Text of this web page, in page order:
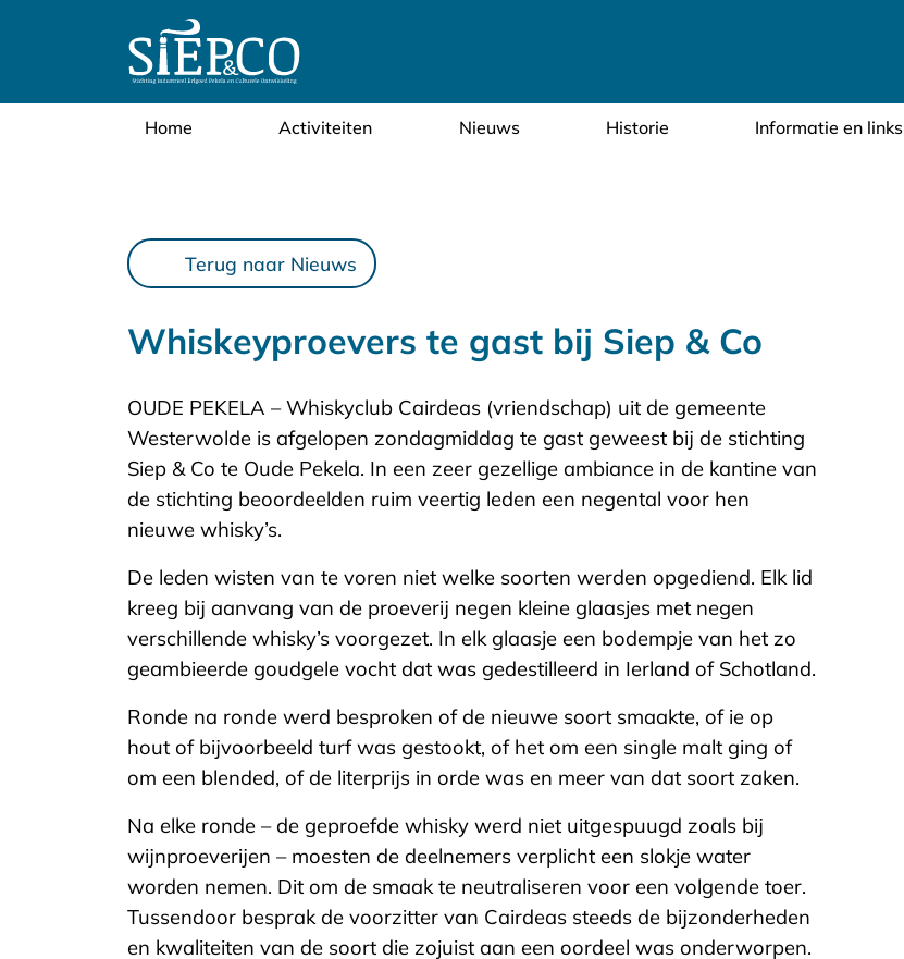
Home Activiteiten Nieuws Historie Informatie en links
Terug naar Nieuws
Whiskeyproevers te gast bij Siep & Co
OUDE PEKELA – Whiskyclub Cairdeas (vriendschap) uit de gemeente
Westerwolde is afgelopen zondagmiddag te gast geweest bij de stichting
Siep & Co te Oude Pekela. In een zeer gezellige ambiance in de kantine van
de stichting beoordeelden ruim veertig leden een negental voor hen
nieuwe whisky’s.
De leden wisten van te voren niet welke soorten werden opgediend. Elk lid
kreeg bij aanvang van de proeverij negen kleine glaasjes met negen
verschillende whisky’s voorgezet. In elk glaasje een bodempje van het zo
geambieerde goudgele vocht dat was gedestilleerd in Ierland of Schotland.
Ronde na ronde werd besproken of de nieuwe soort smaakte, of ie op
hout of bijvoorbeeld turf was gestookt, of het om een single malt ging of
om een blended, of de literprijs in orde was en meer van dat soort zaken.
Na elke ronde – de geproefde whisky werd niet uitgespuugd zoals bij
wijnproeverijen – moesten de deelnemers verplicht een slokje water
worden nemen. Dit om de smaak te neutraliseren voor een volgende toer.
Tussendoor besprak de voorzitter van Cairdeas steeds de bijzonderheden
en kwaliteiten van de soort die zojuist aan een oordeel was onderworpen.